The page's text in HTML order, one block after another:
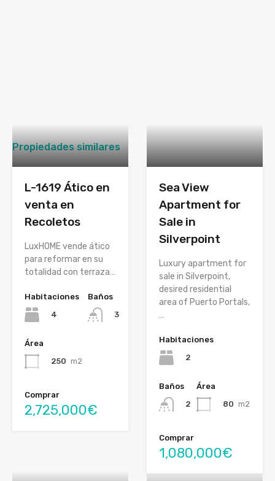
Propiedades similares
L-1619 Ático en
venta en
Recoletos
LuxHOME vende ático
para reformar en su
totalidad con terraza…
Habitaciones
4
Baños
3
Área
250 m2
Comprar
2,725,000€
Sea View
Apartment for
Sale in
Silverpoint
Luxury apartment for
sale in Silverpoint,
desired residential
area of Puerto Portals,
…
Habitaciones
2
Baños
2
Área
80 m2
Comprar
1,080,000€